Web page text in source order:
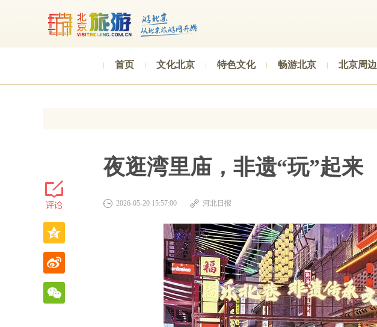
首页 文化北京 特色文化 畅游北京 北京周边
夜逛湾里庙，非遗“玩”起来
2026-05-20 15:57:00 河北日报